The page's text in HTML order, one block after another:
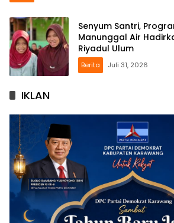
Senyum Santri,
Manunggal Air
Riyadul Ulum
Berita Juli 31, 2026
IKLAN